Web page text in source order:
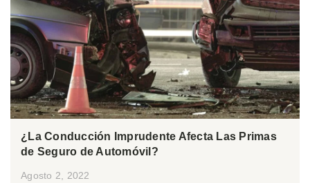
¿La Conducción Imprudente Afecta Las Primas
de Seguro de Automóvil?
Agosto 2, 2022